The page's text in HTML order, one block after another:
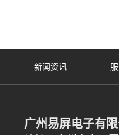
新闻资讯
广州易屏电子有